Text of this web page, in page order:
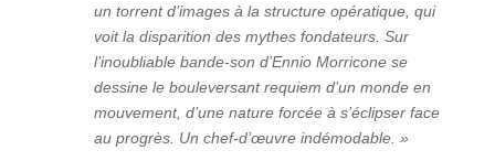
un torrent d’images à la structure opératique, qui
voit la disparition des mythes fondateurs. Sur
l’inoubliable bande-son d’Ennio Morricone se
dessine le bouleversant requiem d’un monde en
mouvement, d’une nature forcée à s’éclipser face
au progrès. Un chef-d’œuvre indémodable. »